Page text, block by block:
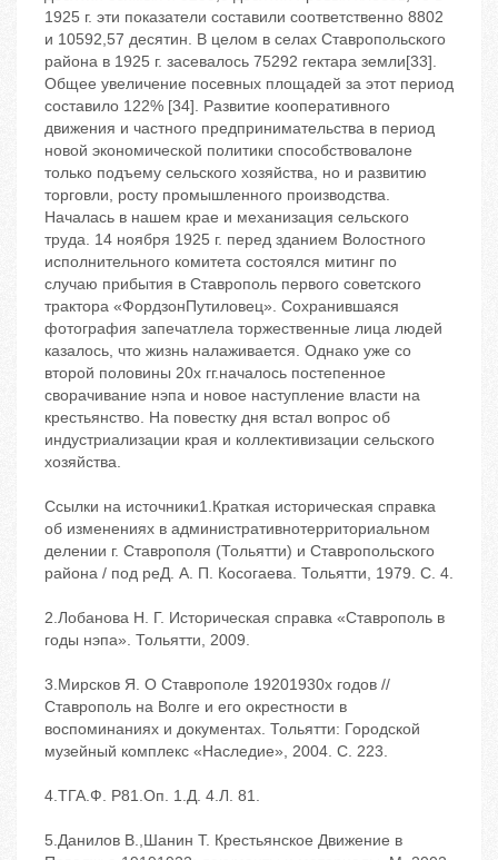
Ссылки на источники1.Краткая историческая справка
об изменениях в административнотерриториальном
делении г. Ставрополя (Тольятти) и Ставропольского
района / под ре‬Д. А. П. Косогаева. ‬Тольятти, 1979. ‬С. 4.
2.Лобанова Н. Г. Историческая справка «Ставрополь в
годы нэпа». ‬Тольятти, 2009.
3.Мирсков Я. О Ставрополе 1920‬1930х годов //
Ставрополь на Волге и его окрестности в
воспоминаниях и документах. ‬Тольятти: Городской
музейный комплекс «Наследие», 2004. ‬С. 223.
4.ТГА.‬Ф. Р81.‬Оп. 1.‬Д. 4.‬Л. 81.
5.Данилов В.,Шанин Т. Крестьянское Движение в